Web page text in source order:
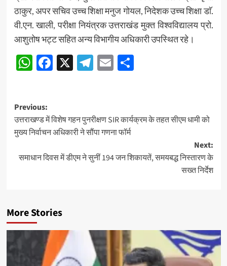
ठाकुर, अपर सचिव उच्च शिक्षा मनुज गोयल, निदेशक उच्च शिक्षा डाॅ.
वी.एन. खाली, परीक्षा नियंत्रक उत्तराखंड मुक्त विश्वविद्यालय प्रो.
आशुतोष भट्ट सहित अन्य विभागीय अधिकारी उपस्थित रहे।
WhatsApp
Facebook
X Telegram
EmailShare
Post
navigation
Previous:
उत्तराखण्ड में विशेष गहन पुनरीक्षण SIR कार्यक्रम के तहत सीएम धामी को
मुख्य निर्वाचन अधिकारी ने सौंपा गणना फॉर्म
Next:
समाधान दिवस में डीएम ने सुनीं 194 जन शिकायतें, समयबद्ध निस्तारण के
सख्त निर्देश
More Stories